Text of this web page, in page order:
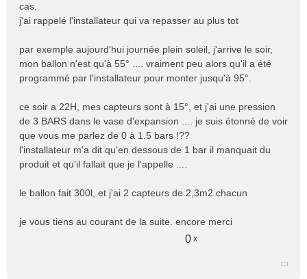
g
e
n
l
u
cas.
j'ai rappelé l'installateur qui va repasser au plus tot
par exemple aujourd'hui journée plein soleil, j'arrive le soir,
mon ballon n'est qu'à 55° .... vraiment peu alors qu'il a été
programmé par l'installateur pour monter jusqu'à 95°.
ce soir a 22H, mes capteurs sont à 15°, et j'ai une pression
de 3 BARS dans le vase d'expansion .... je suis étonné de voir
que vous me parlez de 0 à 1.5 bars !??
l'installateur m'a dit qu'en dessous de 1 bar il manquait du
produit et qu'il fallait que je l'appelle ....
le ballon fait 300l, et j'ai 2 capteurs de 2,3m2 chacun
je vous tiens au courant de la suite. encore merci
0 x